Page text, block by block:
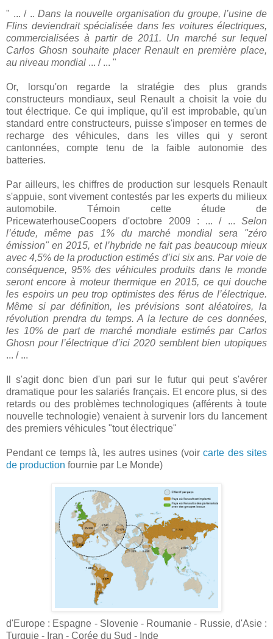
" ... / ..Dans la nouvelle organisation du groupe, l’usine de
Flins deviendrait spécialisée dans les voitures électriques,
commercialisées à partir de 2011. Un marché sur lequel
Carlos Ghosn souhaite placer Renault en première place,
au niveau mondial ... / ... "
Or, lorsqu'on regarde la stratégie des plus grands
constructeurs mondiaux, seul Renault a choisit la voie du
tout électrique. Ce qui implique, qu'il est improbable, qu'un
standard entre constructeurs, puisse s'imposer en termes de
recharge des véhicules, dans les villes qui y seront
cantonnées, compte tenu de la faible autonomie des
batteries.
Par ailleurs, les chiffres de production sur lesquels Renault
s'appuie, sont vivement contestés par les experts du milieux
automobile. Témoin cette étude de
PricewaterhouseCoopers d'octobre 2009 : ... / ... Selon
l’étude, même pas 1% du marché mondial sera "zéro
émission" en 2015, et l’hybride ne fait pas beaucoup mieux
avec 4,5% de la production estimés d’ici six ans. Par voie de
conséquence, 95% des véhicules produits dans le monde
seront encore à moteur thermique en 2015, ce qui douche
les espoirs un peu trop optimistes des férus de l’électrique.
Même si par définition, les prévisions sont aléatoires, la
révolution prendra du temps. A la lecture de ces données,
les 10% de part de marché mondiale estimés par Carlos
Ghosn pour l’électrique d’ici 2020 semblent bien utopiques
... / ...
Il s'agit donc bien d'un pari sur le futur qui peut s'avérer
dramatique pour les salariés français. Et encore plus, si des
retards ou des problèmes technologiques (afférents à toute
nouvelle technologie) venaient à survenir lors du lancement
des premiers véhicules "tout électrique"
Pendant ce temps là, les autres usines (voircarte des sites
de production fournie par Le Monde)
d'Europe : Espagne - Slovenie - Roumanie - Russie, d'Asie :
Turquie - Iran - Corée du Sud - Inde